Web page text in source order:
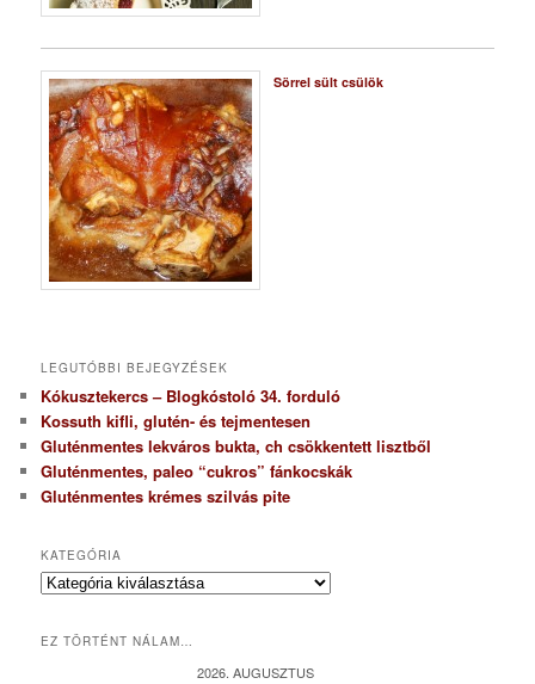
Sörrel sült csülök
LEGUTÓBBI BEJEGYZÉSEK
Kókusztekercs – Blogkóstoló 34. forduló
Kossuth kifli, glutén- és tejmentesen
Gluténmentes lekváros bukta, ch csökkentett lisztből
Gluténmentes, paleo “cukros” fánkocskák
Gluténmentes krémes szilvás pite
KATEGÓRIA
K
e
EZ TÖRTÉNT NÁLAM…
2026. AUGUSZTUS